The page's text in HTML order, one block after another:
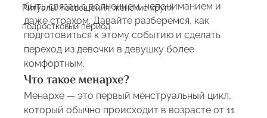
Ритуалы, посвещения, женские круги
подростковый период
быть связан с волнением, непониманием и
даже страхом. Давайте разберемся, как
подготовиться к этому событию и сделать
переход из девочки в девушку более
комфортным.
Что такое менархе?
Менархе — это первый менструальный цикл,
который обычно происходит в возрасте от 11